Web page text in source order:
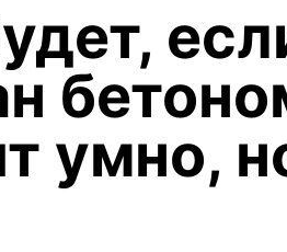
умно,